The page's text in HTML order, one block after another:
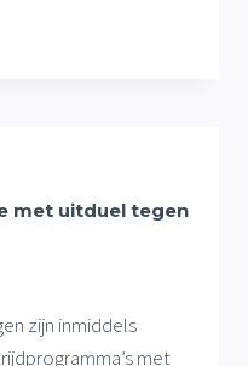
met uitduel tegen
zijn inmiddels
met